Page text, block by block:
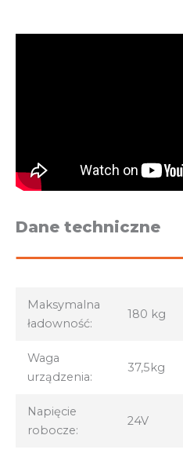
Dane techniczne
Maksymalna
ładowność:
180 kg
Waga
urządzenia:
37,5kg
Napięcie
robocze:
24V